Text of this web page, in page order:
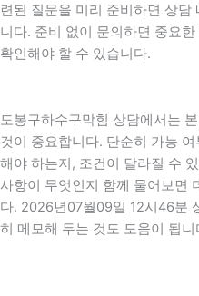
련된 질문을 미리 준비하면 상
니다. 준비 없이 문의하면 중요
확인해야 할 수 있습니다.
도봉구하수구막힘 상담에서는
것이 중요합니다. 단순히 가능
해야 하는지, 조건이 달라질 수
사항이 무엇인지 함께 물어보면
다. 2026년07월09일 12시46분
히 메모해 두는 것도 도움이 됩니